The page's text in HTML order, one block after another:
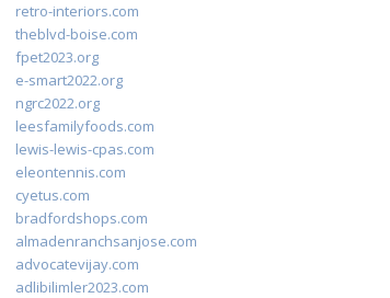
retro-interiors.com
theblvd-boise.com
fpet2023.org
e-smart2022.org
ngrc2022.org
leesfamilyfoods.com
lewis-lewis-cpas.com
eleontennis.com
cyetus.com
bradfordshops.com
almadenranchsanjose.com
advocatevijay.com
adlibilimler2023.com